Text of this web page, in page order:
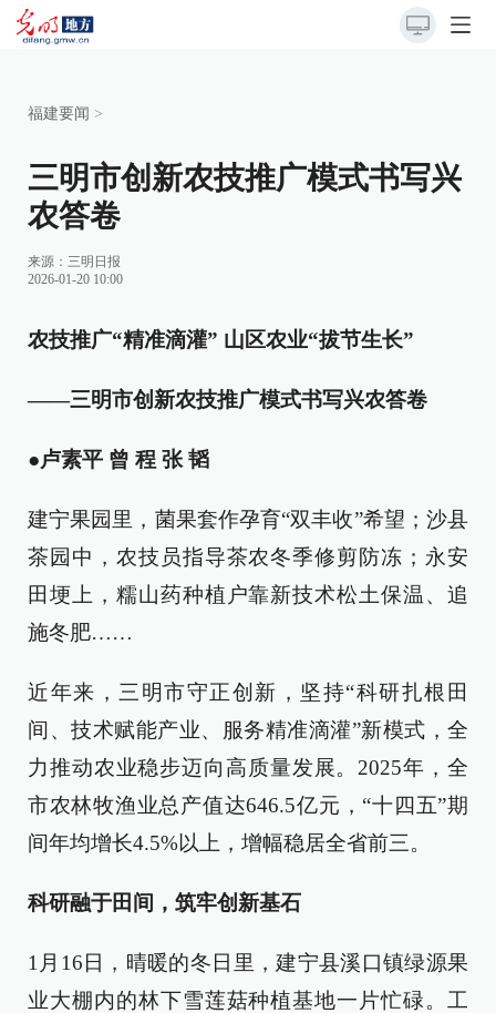
福建要闻 >
三明市创新农技推广模式书写兴
农答卷
来源： 三明日报
2026-01-20 10:00
农技推广“精准滴灌” 山区农业“拔节生长”
——三明市创新农技推广模式书写兴农答卷
●卢素平 曾 程 张 韬
建宁果园里，菌果套作孕育“双丰收”希望；沙县
茶园中，农技员指导茶农冬季修剪防冻；永安
田埂上，糯山药种植户靠新技术松土保温、追
施冬肥……
近年来，三明市守正创新，坚持“科研扎根田
间、技术赋能产业、服务精准滴灌”新模式，全
力推动农业稳步迈向高质量发展。2025年，全
市农林牧渔业总产值达646.5亿元，“十四五”期
间年均增长4.5%以上，增幅稳居全省前三。
科研融于田间，筑牢创新基石
1月16日，晴暖的冬日里，建宁县溪口镇绿源果
业大棚内的林下雪莲菇种植基地一片忙碌。工